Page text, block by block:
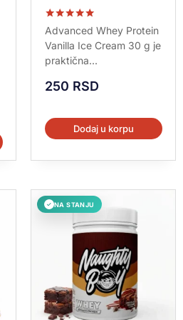
Ocenjeno sa
5.00
od 5
Advanced Whey Protein
Vanilla Ice Cream 30 g je
praktična...
250 RSD
Dodaj u korpu
✓ NA STANJU